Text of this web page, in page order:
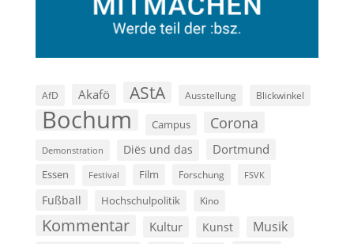
AfD Akafö AStA Ausstellung Blickwinkel
Bochum Campus Corona
Demonstration Diës und das Dortmund
Essen Festival Film Forschung FSVK
Fußball Hochschulpolitik Kino
Kommentar Kultur Kunst Musik